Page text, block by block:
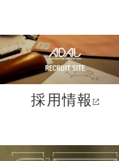
採用情報